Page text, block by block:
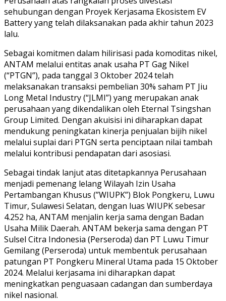
sehubungan dengan Proyek Kerjasama Ekosistem EV
Battery yang telah dilaksanakan pada akhir tahun 2023
lalu.
Sebagai komitmen dalam hilirisasi pada komoditas nikel,
ANTAM melalui entitas anak usaha PT Gag Nikel
(“PTGN”), pada tanggal 3 Oktober 2024 telah
melaksanakan transaksi pembelian 30% saham PT Jiu
Long Metal Industry (“JLMI”) yang merupakan anak
perusahaan yang dikendalikan oleh Eternal Tsingshan
Group Limited. Dengan akuisisi ini diharapkan dapat
mendukung peningkatan kinerja penjualan bijih nikel
melalui suplai dari PTGN serta penciptaan nilai tambah
melalui kontribusi pendapatan dari asosiasi.
Sebagai tindak lanjut atas ditetapkannya Perusahaan
menjadi pemenang lelang Wilayah Izin Usaha
Pertambangan Khusus (”WIUPK”) Blok Pongkeru, Luwu
Timur, Sulawesi Selatan, dengan luas WIUPK sebesar
4.252 ha, ANTAM menjalin kerja sama dengan Badan
Usaha Milik Daerah. ANTAM bekerja sama dengan PT
Sulsel Citra Indonesia (Perseroda) dan PT Luwu Timur
Gemilang (Perseroda) untuk membentuk perusahaan
patungan PT Pongkeru Mineral Utama pada 15 Oktober
2024. Melalui kerjasama ini diharapkan dapat
meningkatkan penguasaan cadangan dan sumberdaya
nikel nasional.